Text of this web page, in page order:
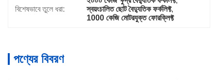
বিশেষভাবে তুলে ধরা:
স্বয়ংচালিত ছোট বৈদ্যুতিক ফর্কলিফ্ট,
1000 কেজি মোটরযুক্ত ফোরক্লিফ্ট
পণ্যের বিবরণ